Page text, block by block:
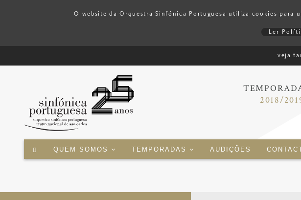
O website da Orquestra Sinfónica Portuguesa utiliza cookies para
Ler
veja
2018/
QUEM SOMOS TEMPORADAS AUDIÇÕES